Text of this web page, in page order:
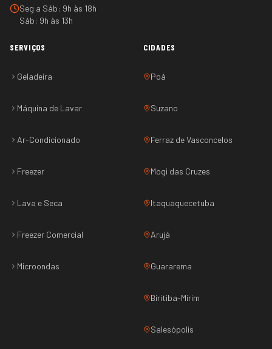
Seg a Sáb: 9h às 18h
Sáb: 9h às 13h
SERVIÇOS
Geladeira
Máquina de Lavar
Ar-Condicionado
Freezer
Lava e Seca
Freezer Comercial
Microondas
CIDADES
Poá
Suzano
Ferraz de Vasconcelos
Mogi das Cruzes
Itaquaquecetuba
Arujá
Guararema
Biritiba-Mirim
Salesópolis